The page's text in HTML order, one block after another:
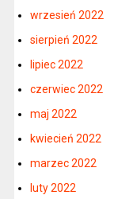
wrzesień 2022
sierpień 2022
lipiec 2022
czerwiec 2022
maj 2022
kwiecień 2022
marzec 2022
luty 2022